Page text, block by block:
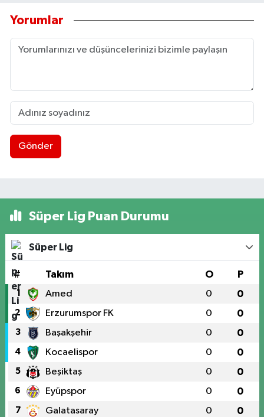
Yorumlar
Gönder
Süper Lig Puan Durumu
Süper Lig
# Takım O P
1 Amed 0 0
2 Erzurumspor FK 0 0
3 Başakşehir 0 0
4 Kocaelispor 0 0
5 Beşiktaş 0 0
6 Eyüpspor 0 0
7 Galatasaray 0 0